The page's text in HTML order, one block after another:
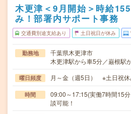
木更津＜9月開始＞時給
み！部署内サポート事務
交通費別途支給あり 土日祝日が休み
勤務地
千葉県木更津市
木更津駅から車5分／巌根駅
曜日頻度 月～金（週5日） ※土日祝休
時間
09:00～17:15(実働7時間15
談可能！